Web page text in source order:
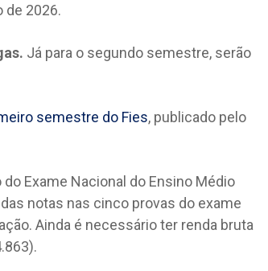
de 2026.
Já para o segundo semestre, serão
semestre do Fies, publicado pelo
Exame Nacional do Ensino Médio
notas nas cinco provas do exame
Ainda é necessário ter renda bruta